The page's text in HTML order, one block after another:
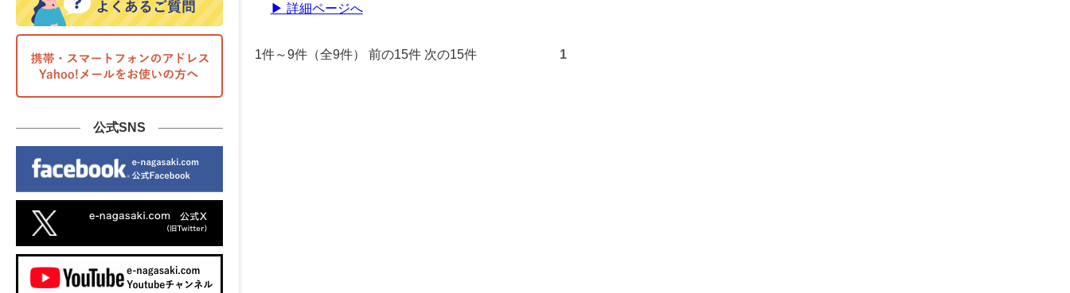
公式SNS
▶ 詳細ページへ
1件～9件（全9件） 前の15件 次の15件 1